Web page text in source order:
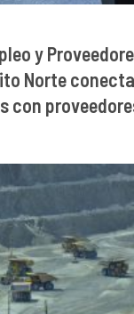
y
Norte
con